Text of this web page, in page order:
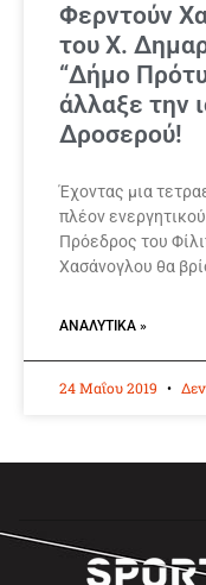
Φερντούν
του Χ.
“Δήμο
άλλαξε την
Δροσερού!
Έχοντας μια
πλέον
Πρόεδρος του
Χασάνογλου θα
ΑΝΑΛΥΤΙΚΆ »
24 Μαΐου 2019